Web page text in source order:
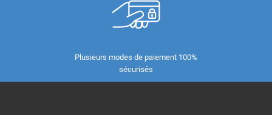
Plusieurs modes de paiement 100%
sécurisés